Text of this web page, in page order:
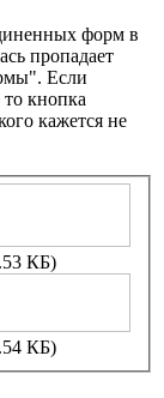
форм в
пропадает
Если
кнопка
кажется не
КБ)
КБ)